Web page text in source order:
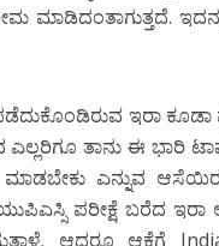
ಮಾಡಿದಂತಾಗುತ್ತದೆ.
ಪಡೆದುಕೊಂಡಿರುವ ಇರಾ
ಎಲ್ಲರಿಗೂ ತಾನು ಈ ಭಾರಿ
ಮಾಡಬೇಕು ಎನ್ನುವ
ಪರೀಕ್ಷೆ ಬರೆದ
ಆದರೂ ಆಕೆಗೆ